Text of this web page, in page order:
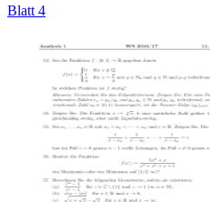
Blatt 4